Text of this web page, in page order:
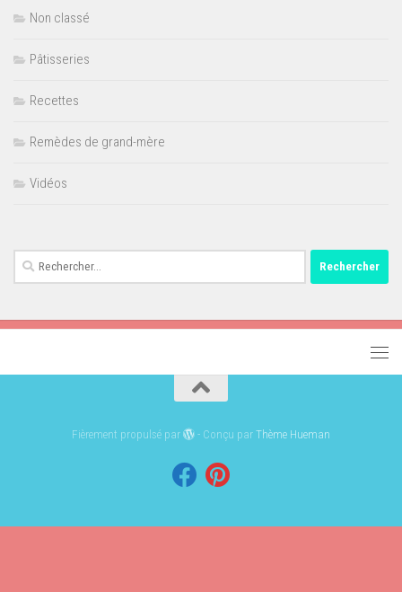
Non classé
Pâtisseries
Recettes
Remèdes de grand-mère
Vidéos
Rechercher :
Fièrement propulsé par - Conçu parThème Hueman